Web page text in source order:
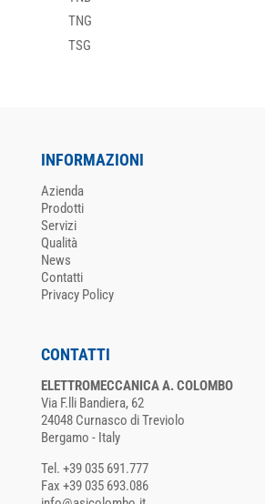
TNG
TSG
INFORMAZIONI
Azienda
Prodotti
Servizi
Qualità
News
Contatti
Privacy Policy
CONTATTI
ELETTROMECCANICA A. COLOMBO
Via F.lli Bandiera, 62
24048 Curnasco di Treviolo
Bergamo - Italy
Tel. +39 035 691.777
Fax +39 035 693.086